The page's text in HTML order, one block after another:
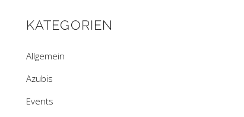
KATEGORIEN
Allgemein
Azubis
Events